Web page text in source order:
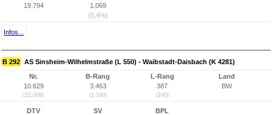
19.794
1.069
(5,4%)
Infos...
B 292 AS Sinsheim-Wilhelmstraße (L 550) - Waibstadt-Daisbach (K 4281)
Nr.
10.629
(12.009)
B-Rang
3.463
(1.190)
L-Rang
387
(240)
Land
BW
DTV
SV
BPL